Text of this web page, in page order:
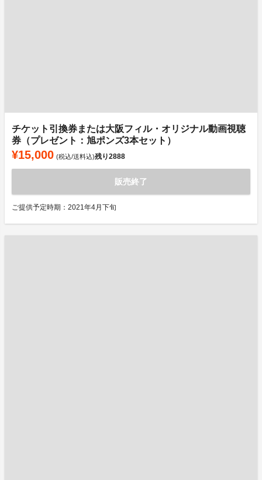
チケット引換券または大阪フィル・オリジナル動画視聴
券（プレゼント：旭ポンズ3本セット）
¥15,000 (税込/送料込)残り2888
販売終了
ご提供予定時期：2021年4月下旬